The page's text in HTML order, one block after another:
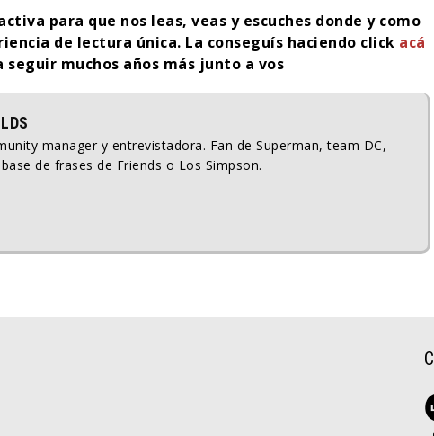
para que nos leas, veas y escuches donde y como
de lectura única. La conseguís haciendo click acá
seguir muchos años más junto a vos
manager y entrevistadora. Fan de Superman, team DC,
de frases de Friends o Los Simpson.